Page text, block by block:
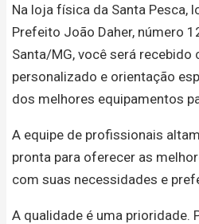
Na loja física da Santa Pesca,
Prefeito João Daher, número
Santa/MG, você será
personalizado e orientação
dos melhores equipamentos
A equipe de profissionais
pronta para oferecer as
com suas necessidades e
A qualidade é uma prioridade.